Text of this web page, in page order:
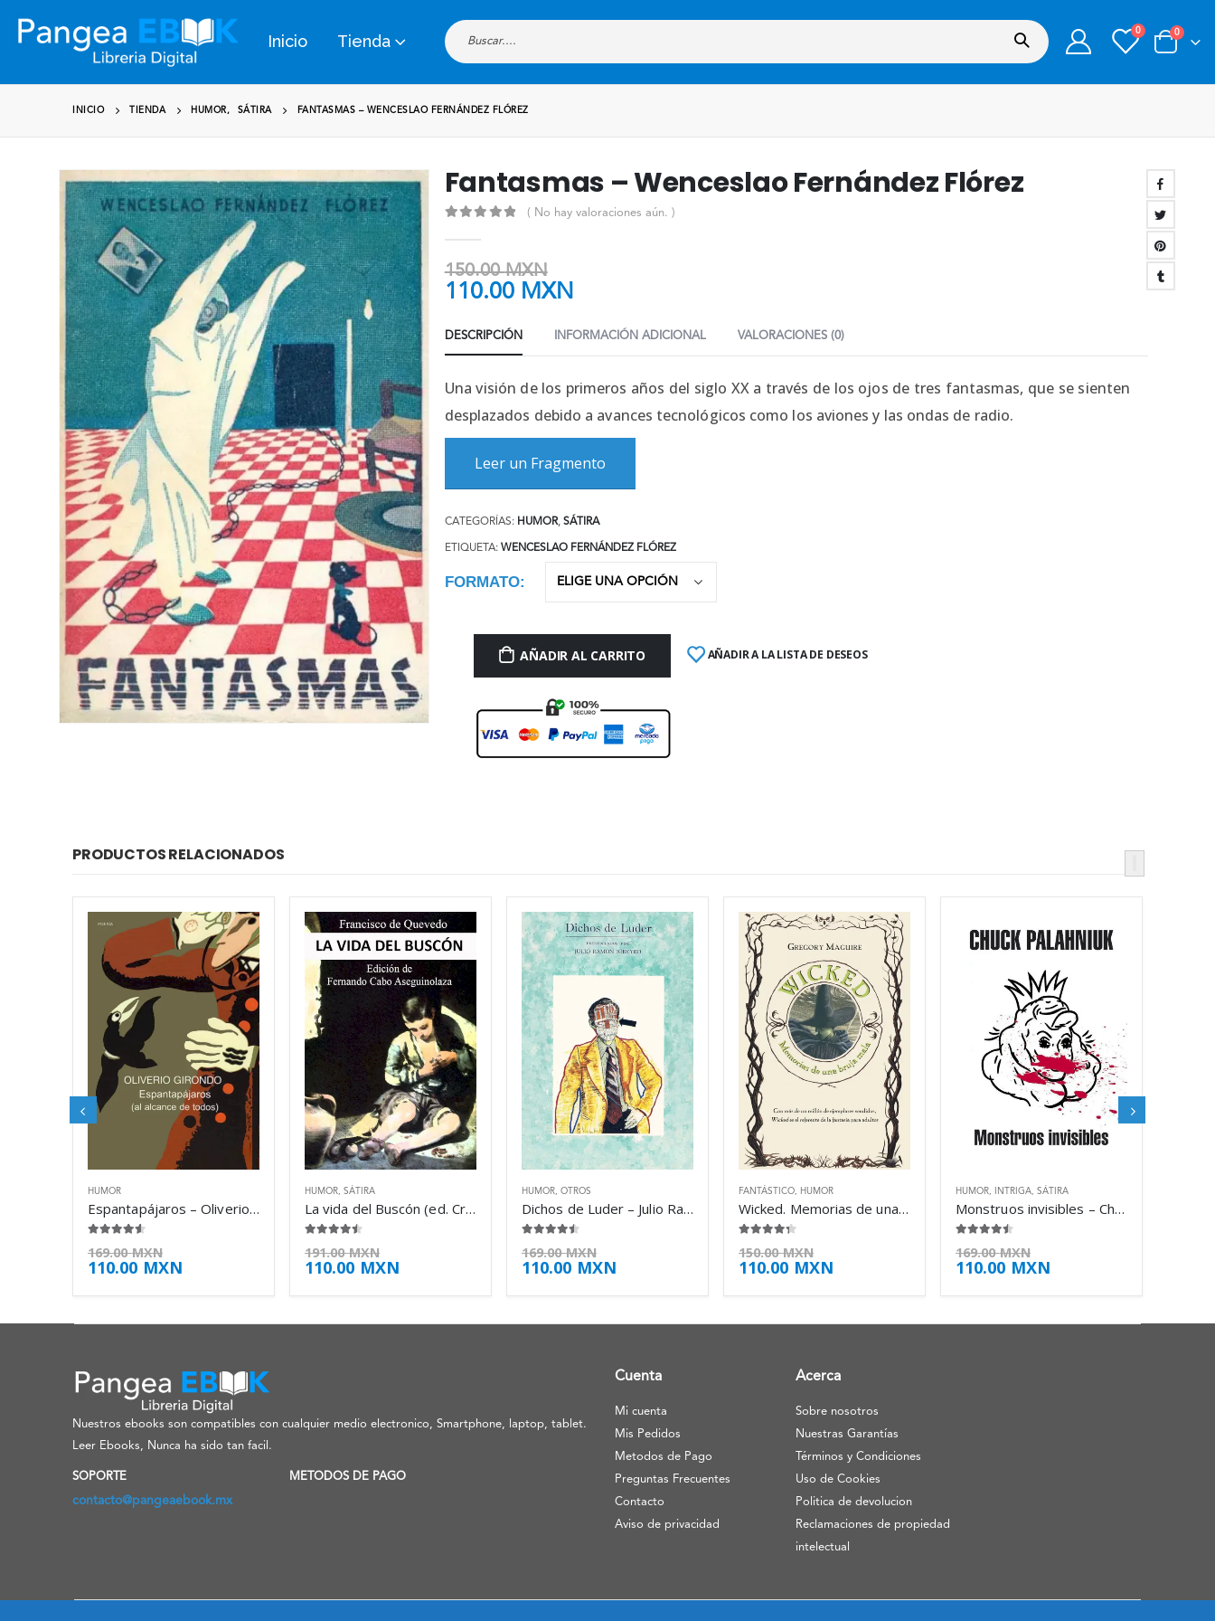
Inicio Tienda
0 0
INICIO TIENDA HUMOR , SÁTIRA FANTASMAS – WENCESLAO FERNÁNDEZ FLÓREZ
Fantasmas – Wenceslao Fernández Flórez
( No hay valoraciones aún. )
150.00MXN
110.00 MXN
DESCRIPCIÓN INFORMACIÓN ADICIONAL VALORACIONES (0)
Una visión de los primeros años del siglo XX a través de los ojos de tres fantasmas, que se sienten
desplazados debido a avances tecnológicos como los aviones y las ondas de radio.
Leer un Fragmento
CATEGORÍAS: HUMOR, SÁTIRA
ETIQUETA: WENCESLAO FERNÁNDEZ FLÓREZ
FORMATO
AÑADIR AL CARRITO AÑADIR A LA LISTA DE DESEOS
PRODUCTOS RELACIONADOS
HUMOR
Espantapájaros – Oliverio Girondo
169.00MXN
110.00 MXN
HUMOR SÁTIRA
La vida del Buscón (ed. Crítica) – Francisco de Quevedo
191.00MXN
110.00 MXN
HUMOR OTROS
Dichos de Luder – Julio Ramón Ribeyro
169.00MXN
110.00 MXN
FANTÁSTICO HUMOR
Wicked. Memorias de una bruja mala – Gregory Maguire
150.00MXN
110.00 MXN
HUMOR INTRIGA SÁTIRA
Monstruos invisibles – Chuck Palahniuk
169.00MXN
110.00 MXN
Nuestros ebooks son compatibles con cualquier medio electronico, Smartphone, laptop, tablet.
Leer Ebooks, Nunca ha sido tan facil.
SOPORTE
contacto@pangeaebook.mx
METODOS DE PAGO
Cuenta
Mi cuenta
Mis Pedidos
Metodos de Pago
Preguntas Frecuentes
Contacto
Aviso de privacidad
Acerca
Sobre nosotros
Nuestras Garantías
Términos y Condiciones
Uso de Cookies
Politica de devolucion
Reclamaciones de propiedad
intelectual